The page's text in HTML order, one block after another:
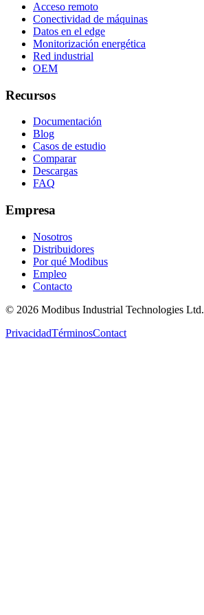
Acceso remoto
Conectividad de máquinas
Datos en el edge
Monitorización energética
Red industrial
OEM
Recursos
Documentación
Blog
Casos de estudio
Comparar
Descargas
FAQ
Empresa
Nosotros
Distribuidores
Por qué Modibus
Empleo
Contacto
© 2026 Modibus Industrial Technologies Ltd.
PrivacidadTérminosContact